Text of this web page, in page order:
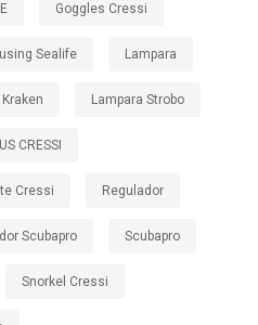
Goggles Cressi
Sealife Lampara
Lampara Strobo
CRESSI
Cressi Regulador
Scubapro Scubapro
Snorkel Cressi